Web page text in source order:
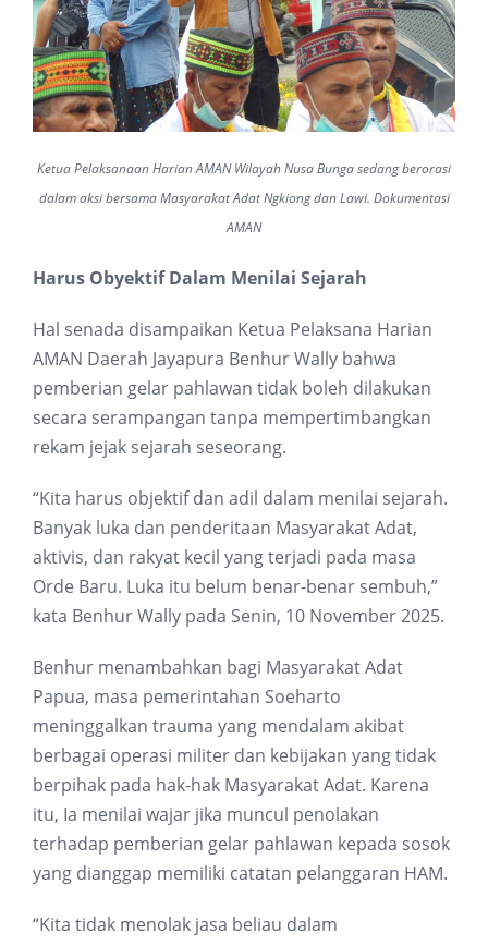
Ketua Pelaksanaan Harian AMAN Wilayah Nusa Bunga sedang berorasi
dalam aksi bersama Masyarakat Adat Ngkiong dan Lawi. Dokumentasi
AMAN
Harus Obyektif Dalam Menilai Sejarah
Hal senada disampaikan Ketua Pelaksana Harian
AMAN Daerah Jayapura Benhur Wally bahwa
pemberian gelar pahlawan tidak boleh dilakukan
secara serampangan tanpa mempertimbangkan
rekam jejak sejarah seseorang.
“Kita harus objektif dan adil dalam menilai sejarah.
Banyak luka dan penderitaan Masyarakat Adat,
aktivis, dan rakyat kecil yang terjadi pada masa
Orde Baru. Luka itu belum benar-benar sembuh,”
kata Benhur Wally pada Senin, 10 November 2025.
Benhur menambahkan bagi Masyarakat Adat
Papua, masa pemerintahan Soeharto
meninggalkan trauma yang mendalam akibat
berbagai operasi militer dan kebijakan yang tidak
berpihak pada hak-hak Masyarakat Adat. Karena
itu, Ia menilai wajar jika muncul penolakan
terhadap pemberian gelar pahlawan kepada sosok
yang dianggap memiliki catatan pelanggaran HAM.
“Kita tidak menolak jasa beliau dalam